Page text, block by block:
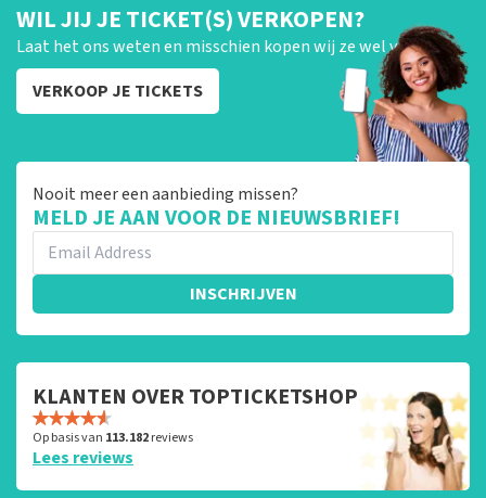
WIL JIJ JE TICKET(S) VERKOPEN?
Laat het ons weten en misschien kopen wij ze wel van je!
VERKOOP JE TICKETS
Nooit meer een aanbieding missen?
MELD JE AAN VOOR DE NIEUWSBRIEF!
INSCHRIJVEN
KLANTEN OVER TOPTICKETSHOP
Op basis van 113.182reviews
Lees reviews